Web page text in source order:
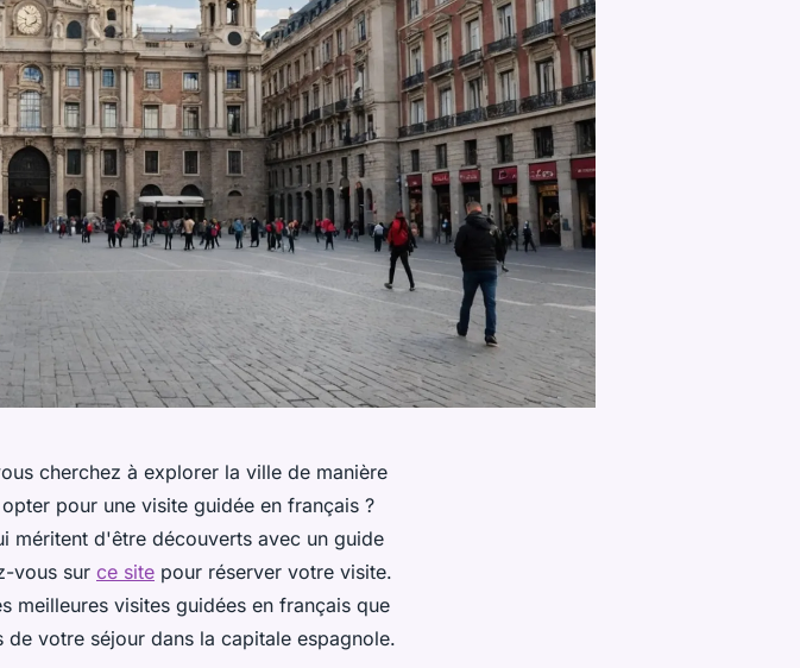
cherchez à explorer la ville de manière
pour une visite guidée en français ?
méritent d'être découverts avec un guide
vous sur ce site pour réserver votre visite.
meilleures visites guidées en français que
votre séjour dans la capitale espagnole.